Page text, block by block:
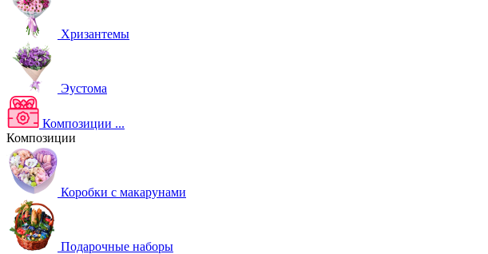
Хризантемы
Эустома
Композиции ...
Композиции
Коробки с макарунами
Подарочные наборы